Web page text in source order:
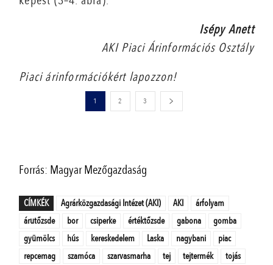
Isépy Anett
AKI Piaci Árinformációs Osztály
Piaci árinformációkért lapozzon!
1 2 3
Forrás: Magyar Mezőgazdaság
CÍMKÉK Agrárközgazdasági Intézet (AKI) AKI
árfolyam
árutőzsde
bor csiperke értéktőzsde gabona
gomba
gyümölcs
hús kereskedelem Laska nagybani
piac
repcemag
szamóca szarvasmarha tej tejtermék
tojás